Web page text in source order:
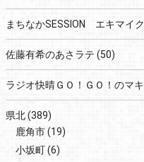
まちなかSESSION エキマイク
佐藤有希のあさラテ (50)
ラジオ快晴ＧＯ！ＧＯ！のマキ
県北(389)
鹿角市(19)
小坂町(6)